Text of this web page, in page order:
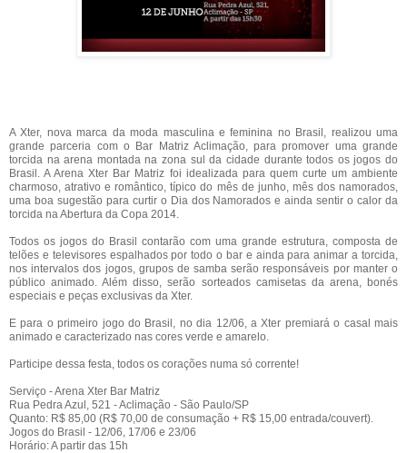
A Xter, nova marca da moda masculina e feminina no Brasil, realizou uma
grande parceria com o Bar Matriz Aclimação, para promover uma grande
torcida na arena montada na zona sul da cidade durante todos os jogos do
Brasil. A Arena Xter Bar Matriz foi idealizada para quem curte um ambiente
charmoso, atrativo e romântico, típico do mês de junho, mês dos namorados,
uma boa sugestão para curtir o Dia dos Namorados e ainda sentir o calor da
torcida na Abertura da Copa 2014.
Todos os jogos do Brasil contarão com uma grande estrutura, composta de
telões e televisores espalhados por todo o bar e ainda para animar a torcida,
nos intervalos dos jogos, grupos de samba serão responsáveis por manter o
público animado. Além disso, serão sorteados camisetas da arena, bonés
especiais e peças exclusivas da Xter.
E para o primeiro jogo do Brasil, no dia 12/06, a Xter premiará o casal mais
animado e caracterizado nas cores verde e amarelo.
Participe dessa festa, todos os corações numa só corrente!
Serviço - Arena Xter Bar Matriz
Rua Pedra Azul, 521 - Aclimação - São Paulo/SP
Quanto: R$ 85,00 (R$ 70,00 de consumação + R$ 15,00 entrada/couvert).
Jogos do Brasil - 12/06, 17/06 e 23/06
Horário: A partir das 15h